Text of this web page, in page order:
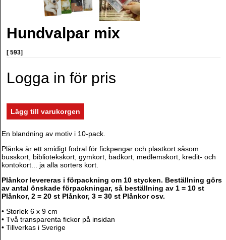
Hundvalpar mix
[ 593]
Logga in för pris
En blandning av motiv i 10-pack.
Plånka är ett smidigt fodral för fickpengar och plastkort såsom
busskort, bibliotekskort, gymkort, badkort, medlemskort, kredit- och
kontokort... ja alla sorters kort.
Plånkor levereras i förpackning om 10 stycken. Beställning görs
av antal önskade förpackningar, så beställning av 1 = 10 st
Plånkor, 2 = 20 st Plånkor, 3 = 30 st Plånkor osv.
• Storlek 6 x 9 cm
• Två transparenta fickor på insidan
• Tillverkas i Sverige